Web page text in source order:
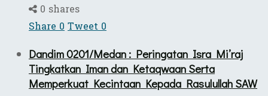
0 shares
Share0Tweet0
Dandim 0201/Medan : Peringatan Isra Mi’raj
Tingkatkan Iman dan Ketaqwaan Serta
Memperkuat Kecintaan Kepada Rasulullah SAW